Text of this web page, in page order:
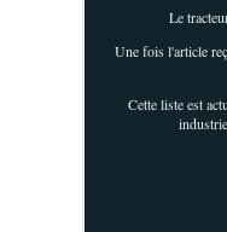
Le
Une fois l'article
Cette liste est